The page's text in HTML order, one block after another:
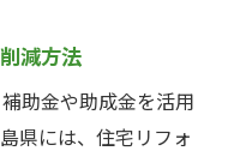
減方法
助金や助成金を活用
県には、住宅リフォ